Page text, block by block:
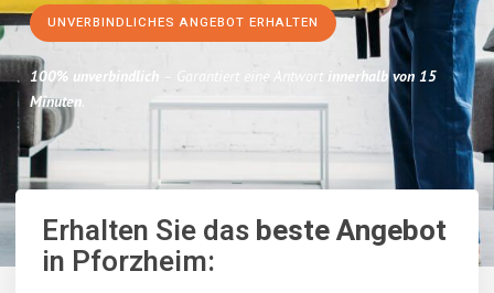
UNVERBINDLICHES ANGEBOT ERHALTEN
100% unverbindlich – Garantiert eine Antwort innerhalb von 15
Minuten.
Erhalten Sie dasbeste Angebot
in Pforzheim: